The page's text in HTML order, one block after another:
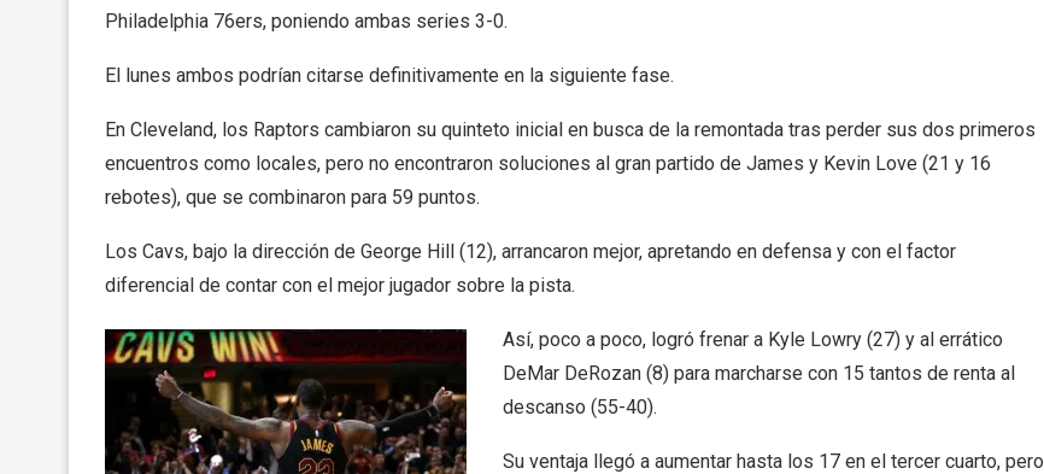
Philadelphia 76ers, poniendo ambas series 3-0.
El lunes ambos podrían citarse definitivamente en la siguiente fase.
En Cleveland, los Raptors cambiaron su quinteto inicial en busca de la remontada tras perder sus dos primeros
encuentros como locales, pero no encontraron soluciones al gran partido de James y Kevin Love (21 y 16
rebotes), que se combinaron para 59 puntos.
Los Cavs, bajo la dirección de George Hill (12), arrancaron mejor, apretando en defensa y con el factor
diferencial de contar con el mejor jugador sobre la pista.
Así, poco a poco, logró frenar a Kyle Lowry (27) y al errático
DeMar DeRozan (8) para marcharse con 15 tantos de renta al
descanso (55-40).
Su ventaja llegó a aumentar hasta los 17 en el tercer cuarto, pero